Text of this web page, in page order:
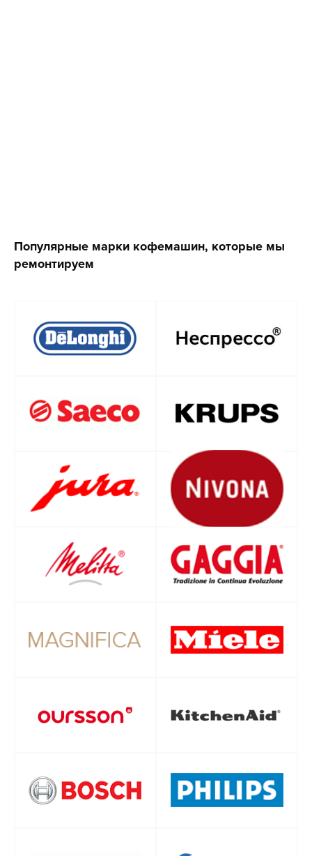
Популярные марки кофемашин, которые мы
ремонтируем